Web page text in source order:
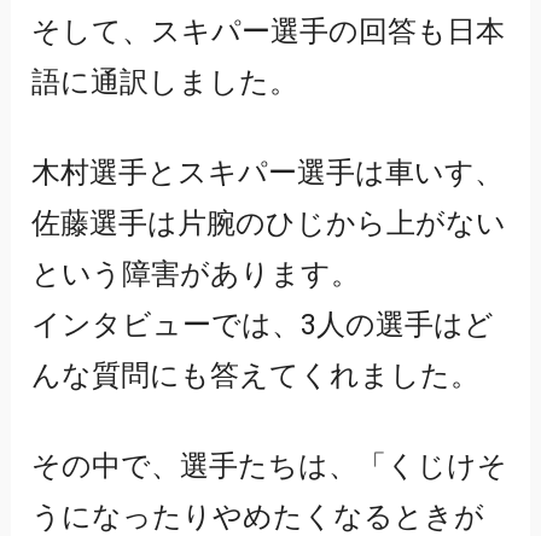
そして、スキパー選手の回答も日本
語に通訳しました。
木村選手とスキパー選手は車いす、
佐藤選手は片腕のひじから上がない
という障害があります。
インタビューでは、3人の選手はど
んな質問にも答えてくれました。
その中で、選手たちは、「くじけそ
うになったりやめたくなるときが